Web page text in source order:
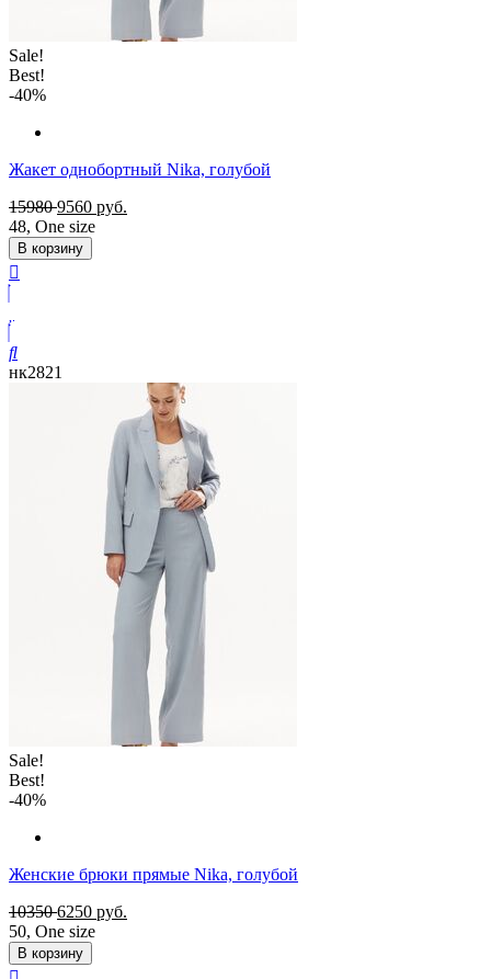
Sale!
Best!
-40%
Жакет однобортный Nika, голубой
15980 9560 руб.
48, One size
В корзину
нк2821
Sale!
Best!
-40%
Женские брюки прямые Nika, голубой
10350 6250 руб.
50, One size
В корзину